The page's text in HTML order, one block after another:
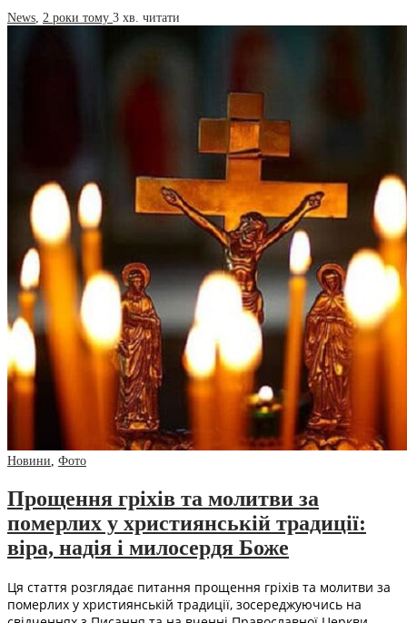
News, 2 роки тому 3 хв. читати
Новини, Фото
Прощення гріхів та молитви за
померлих у християнській традиції:
віра, надія і милосердя Боже
Ця стаття розглядає питання прощення гріхів та молитви за
померлих у християнській традиції, зосереджуючись на